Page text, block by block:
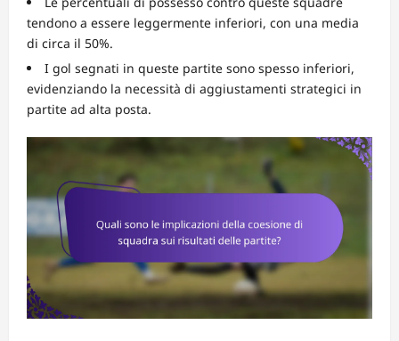
tendono a essere leggermente inferiori, con una media
di circa il 50%.
I gol segnati in queste partite sono spesso inferiori,
evidenziando la necessità di aggiustamenti strategici in
partite ad alta posta.